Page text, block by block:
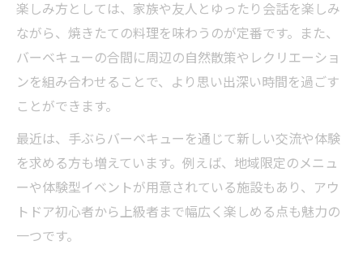
楽しみ方としては、家族や友人とゆったり会話を楽しみ
ながら、焼きたての料理を味わうのが定番です。また、
バーベキューの合間に周辺の自然散策やレクリエーショ
ンを組み合わせることで、より思い出深い時間を過ごす
ことができます。
最近は、手ぶらバーベキューを通じて新しい交流や体験
を求める方も増えています。例えば、地域限定のメニュ
ーや体験型イベントが用意されている施設もあり、アウ
トドア初心者から上級者まで幅広く楽しめる点も魅力の
一つです。